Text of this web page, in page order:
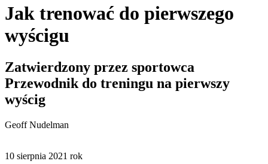
Jak trenować do pierwszego
wyścigu
Zatwierdzony przez sportowca
Przewodnik do treningu na pierwszy
wyścig
Geoff Nudelman
10 sierpnia 2021 rok